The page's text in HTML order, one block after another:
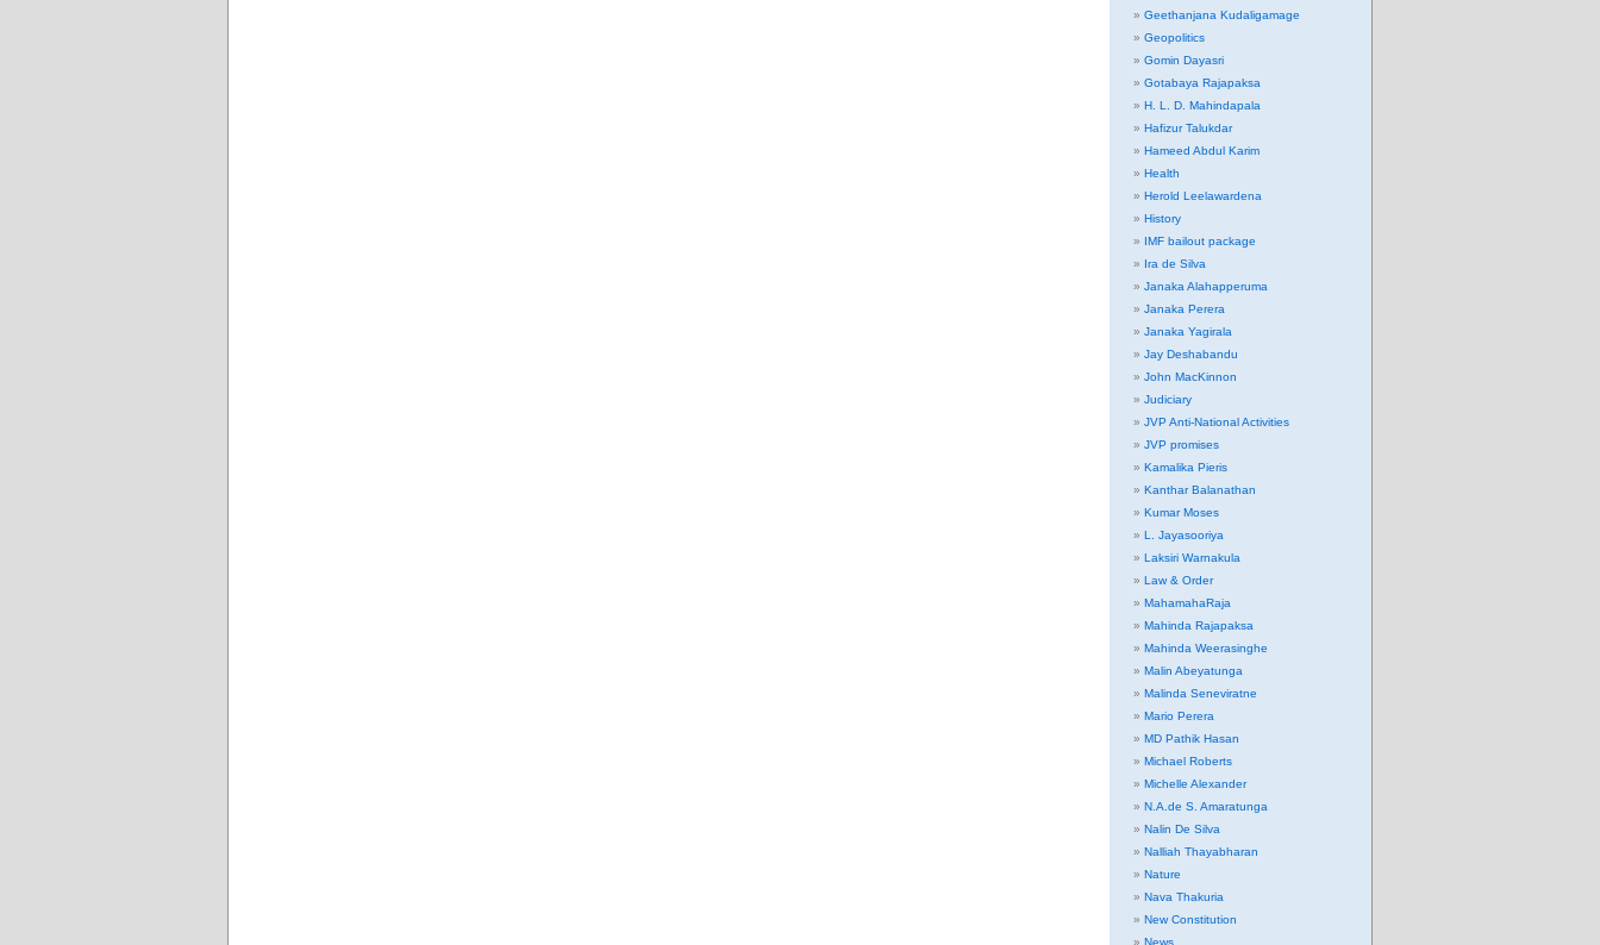
Geethanjana Kudaligamage
Geopolitics
Gomin Dayasri
Gotabaya Rajapaksa
H. L. D. Mahindapala
Hafizur Talukdar
Hameed Abdul Karim
Health
Herold Leelawardena
History
IMF bailout package
Ira de Silva
Janaka Alahapperuma
Janaka Perera
Janaka Yagirala
Jay Deshabandu
John MacKinnon
Judiciary
JVP Anti-National Activities
JVP promises
Kamalika Pieris
Kanthar Balanathan
Kumar Moses
L. Jayasooriya
Laksiri Warnakula
Law & Order
MahamahaRaja
Mahinda Rajapaksa
Mahinda Weerasinghe
Malin Abeyatunga
Malinda Seneviratne
Mario Perera
MD Pathik Hasan
Michael Roberts
Michelle Alexander
N.A.de S. Amaratunga
Nalin De Silva
Nalliah Thayabharan
Nature
Nava Thakuria
New Constitution
News